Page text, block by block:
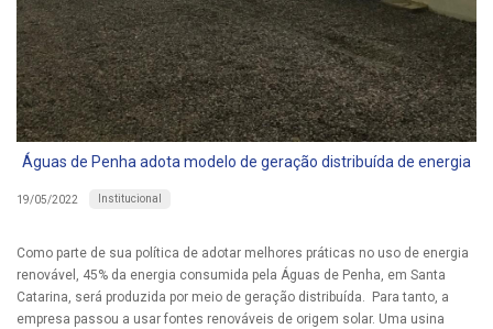
Águas de Penha adota modelo de geração distribuída de energia
19/05/2022 Institucional
Como parte de sua política de adotar melhores práticas no uso de energia
renovável, 45% da energia consumida pela Águas de Penha, em Santa
Catarina, será produzida por meio de geração distribuída. Para tanto, a
empresa passou a usar fontes renováveis de origem solar. Uma usina